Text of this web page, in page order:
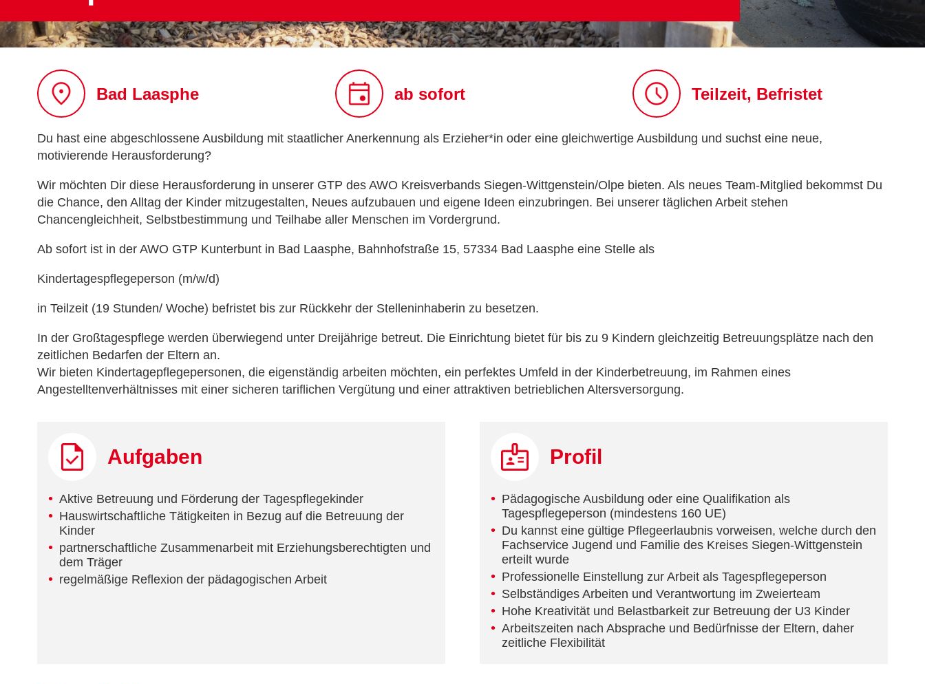
Bad Laasphe ab sofort Teilzeit, Befristet
Du hast eine abgeschlossene Ausbildung mit staatlicher Anerkennung als Erzieher*in oder eine gleichwertige Ausbildung und suchst eine neue,
motivierende Herausforderung?
Wir möchten Dir diese Herausforderung in unserer GTP des AWO Kreisverbands Siegen-Wittgenstein/Olpe bieten. Als neues Team-Mitglied bekommst Du
die Chance, den Alltag der Kinder mitzugestalten, Neues aufzubauen und eigene Ideen einzubringen. Bei unserer täglichen Arbeit stehen
Chancengleichheit, Selbstbestimmung und Teilhabe aller Menschen im Vordergrund.
Ab sofort ist in der AWO GTP Kunterbunt in Bad Laasphe, Bahnhofstraße 15, 57334 Bad Laasphe eine Stelle als
Kindertagespflegeperson (m/w/d)
in Teilzeit (19 Stunden/ Woche) befristet bis zur Rückkehr der Stelleninhaberin zu besetzen.
In der Großtagespflege werden überwiegend unter Dreijährige betreut. Die Einrichtung bietet für bis zu 9 Kindern gleichzeitig Betreuungsplätze nach den
zeitlichen Bedarfen der Eltern an.
Wir bieten Kindertagepflegepersonen, die eigenständig arbeiten möchten, ein perfektes Umfeld in der Kinderbetreuung, im Rahmen eines
Angestelltenverhältnisses mit einer sicheren tariflichen Vergütung und einer attraktiven betrieblichen Altersversorgung.
Aufgaben
Aktive Betreuung und Förderung der Tagespflegekinder
Hauswirtschaftliche Tätigkeiten in Bezug auf die Betreuung der
Kinder
partnerschaftliche Zusammenarbeit mit Erziehungsberechtigten und
dem Träger
regelmäßige Reflexion der pädagogischen Arbeit
Profil
Pädagogische Ausbildung oder eine Qualifikation als
Tagespflegeperson (mindestens 160 UE)
Du kannst eine gültige Pflegeerlaubnis vorweisen, welche durch den
Fachservice Jugend und Familie des Kreises Siegen-Wittgenstein
erteilt wurde
Professionelle Einstellung zur Arbeit als Tagespflegeperson
Selbständiges Arbeiten und Verantwortung im Zweierteam
Hohe Kreativität und Belastbarkeit zur Betreuung der U3 Kinder
Arbeitszeiten nach Absprache und Bedürfnisse der Eltern, daher
zeitliche Flexibilität